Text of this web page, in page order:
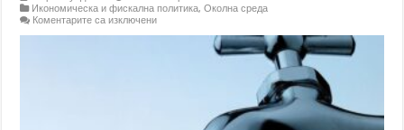
Икономическа и фискална политика,Околна среда
Коментарите са изключениза